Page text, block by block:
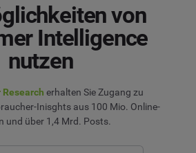
von
Intelligence
nutzen
Research erhalten Sie Zugang zu
Inisghts aus 100 Mio. Online-
und über 1,4 Mrd. Posts.